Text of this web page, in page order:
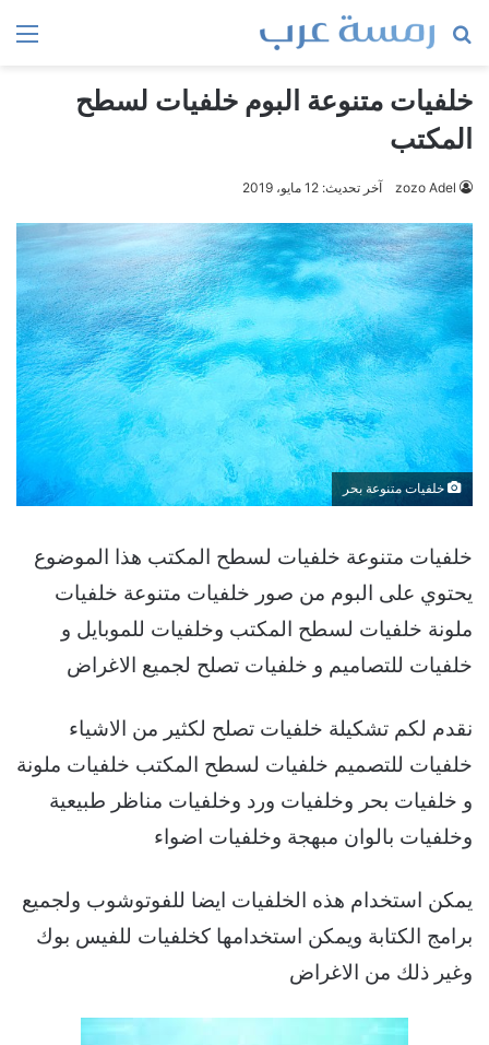
بحث
خلفيات متنوعة البوم خلفيات لسطح
المكتب
zozo Adel آخر تحديث: 12 مايو، 2019
خلفيات متنوعة بحر
خلفيات متنوعة خلفيات لسطح المكتب هذا الموضوع
يحتوي على البوم من صور خلفيات متنوعة خلفيات
ملونة خلفيات لسطح المكتب وخلفيات للموبايل و
خلفيات للتصاميم و خلفيات تصلح لجميع الاغراض
نقدم لكم تشكيلة خلفيات تصلح لكثير من الاشياء
خلفيات للتصميم خلفيات لسطح المكتب خلفيات ملونة
و خلفيات بحر وخلفيات ورد وخلفيات مناظر طبيعية
وخلفيات بالوان مبهجة وخلفيات اضواء
يمكن استخدام هذه الخلفيات ايضا للفوتوشوب ولجميع
برامج الكتابة ويمكن استخدامها كخلفيات للفيس بوك
وغير ذلك من الاغراض